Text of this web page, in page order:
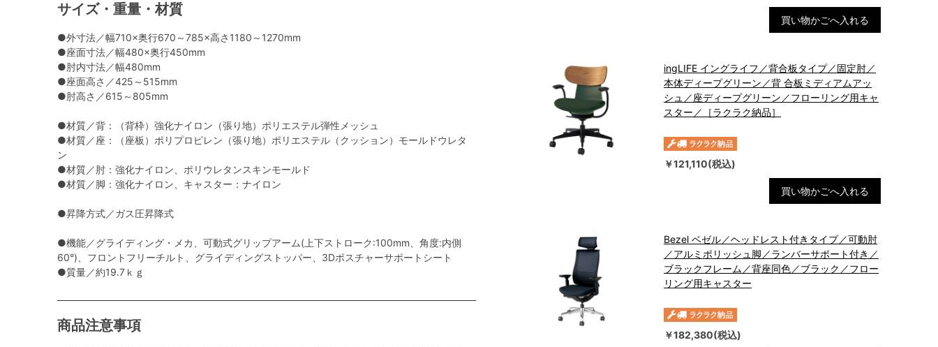
サイズ・重量・材質
●外寸法／幅710×奥行670～785×高さ1180～1270mm
●座面寸法／幅480×奥行450mm
●肘内寸法／幅480mm
●座面高さ／425～515mm
●肘高さ／615～805mm
●材質／背：（背枠）強化ナイロン（張り地）ポリエステル弾性メッシュ
●材質／座：（座板）ポリプロピレン（張り地）ポリエステル（クッション）モールドウレタ
ン
●材質／肘：強化ナイロン、ポリウレタンスキンモールド
●材質／脚：強化ナイロン、キャスター：ナイロン
●昇降方式／ガス圧昇降式
●機能／グライディング・メカ、可動式グリップアーム(上下ストローク:100mm、角度:内側
60°)、フロントフリーチルト、グライディングストッパー、3Dポスチャーサポートシート
●質量／約19.7ｋｇ
商品注意事項
買い物かごへ入れる
ingLIFE イングライフ／背合板タイプ／固定肘／
本体ディープグリーン／背 合板ミディアムアッ
シュ／座ディープグリーン／フローリング用キャ
スター／［ラクラク納品］
￥121,110(税込)
買い物かごへ入れる
Bezel ベゼル／ヘッドレスト付きタイプ／可動肘
／アルミポリッシュ脚／ランバーサポート付き／
ブラックフレーム／背座同色／ブラック／フロー
リング用キャスター
￥182,380(税込)